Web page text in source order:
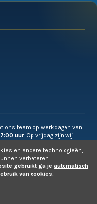
ons team op werkdagen van
uur. Op vrijdag zijn wij
en andere technologieën,
verbeteren.
gebruikt ga je automatisch
van cookies.